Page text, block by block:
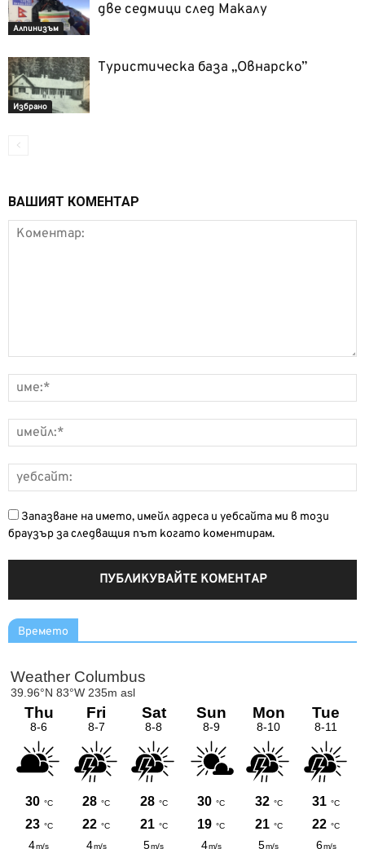
Алпинизъм
две седмици след Макалу
Избрано
Туристическа база „Овнарско”
ВАШИЯТ КОМЕНТАР
Запазване на името, имейл адреса и уебсайта ми в този
браузър за следващия път когато коментирам.
Времето